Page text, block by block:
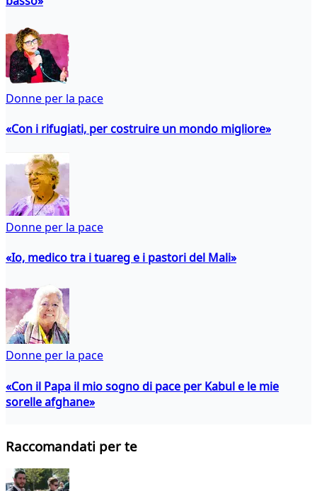
Donne per la pace
«Con i rifugiati, per costruire un mondo migliore»
Donne per la pace
«Io, medico tra i tuareg e i pastori del Mali»
Donne per la pace
«Con il Papa il mio sogno di pace per Kabul e le mie
sorelle afghane»
Raccomandati per te